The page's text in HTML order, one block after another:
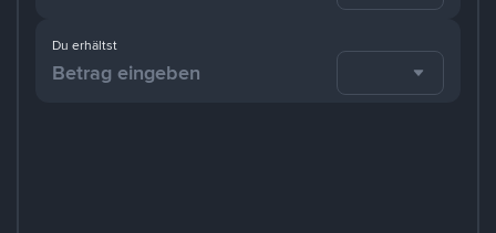
Du erhältst